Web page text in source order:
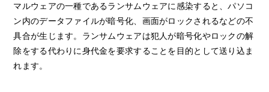
マルウェアの一種であるランサムウェアに感染すると、パソコ
ン内のデータファイルが暗号化、画面がロックされるなどの不
具合が生じます。ランサムウェアは犯人が暗号化やロックの解
除をする代わりに身代金を要求することを目的として送り込ま
れます。